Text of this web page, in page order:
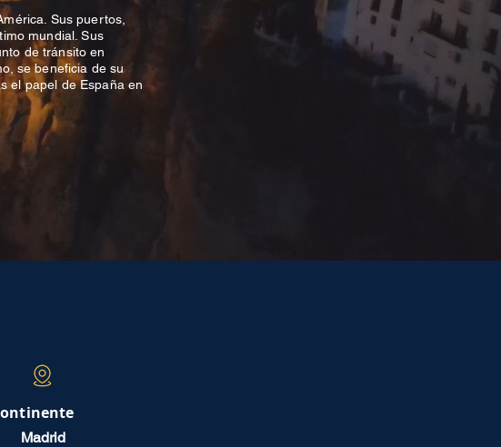
Sus puertos,
mundial. Sus
de tránsito en
se beneficia de su
el papel de España en
Madrid